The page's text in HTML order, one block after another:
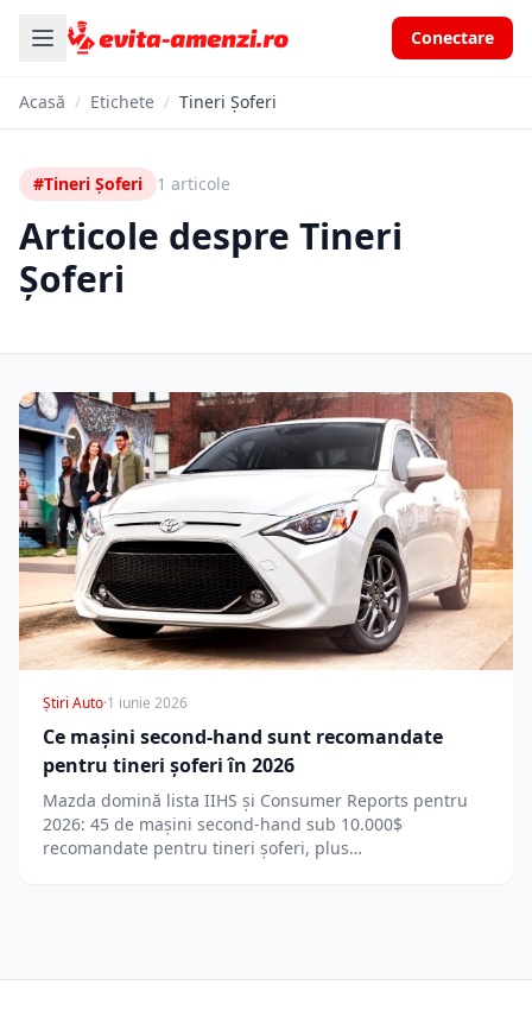
Conectare
Acasă / Etichete / Tineri Șoferi
#Tineri Șoferi 1 articole
Articole despre Tineri
Șoferi
Știri Auto·1 iunie 2026
Ce mașini second-hand sunt recomandate
pentru tineri șoferi în 2026
Mazda domină lista IIHS și Consumer Reports pentru
2026: 45 de mașini second-hand sub 10.000$
recomandate pentru tineri șoferi, plus…